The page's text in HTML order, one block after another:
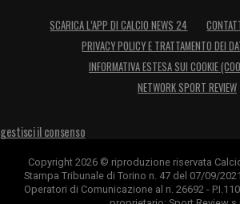
SCARICA L’APP DI CALCIO NEWS 24
PRIVACY POLICY E TRATTAMENTO DEI
INFORMATIVA ESTESA SUI COOKIE
NETWORK SPORT REVIEW
gestisci il consenso
Copyright 2026 © riproduzione riservata
Stampa Tribunale di Torino n. 47 del 07/09/
Operatori di Comunicazione al n. 26692 -